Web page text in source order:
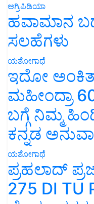
ಅಗ್ರಿಪಿಡಿಯಾ
ಹವಾಮಾನ
ಸಲಹೆಗಳು
ಯಶೋಗಾಥೆ
ಇದೋ ಅಂಕಿತ್
ಮಹೀಂದ್ರಾ
ಬಗ್ಗೆ ನಿಮ್ಮ
ಕನ್ನಡ
ಯಶೋಗಾಥೆ
ಪ್ರಹಲಾದ್
275 DI TU